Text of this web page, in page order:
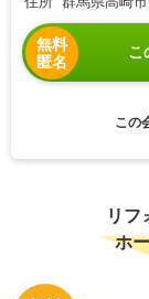
無料
匿名
こ
この
リフ
ホ